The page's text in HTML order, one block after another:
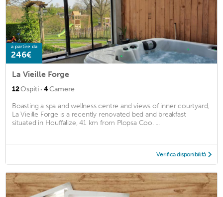
a partire da
246€
La Vieille Forge
12Ospiti · 4Camere
Boasting a spa and wellness centre and views of inner courtyard,
La Vieille Forge is a recently renovated bed and breakfast
situated in Houffalize, 41 km from Plopsa Coo. ...
Verifica disponibilità